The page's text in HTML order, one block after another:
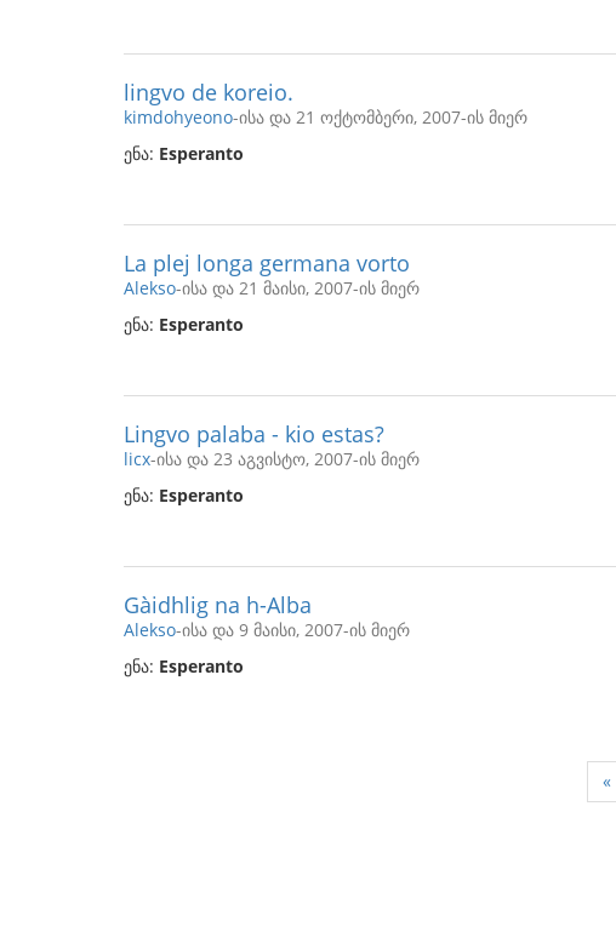
lingvo de koreio.
kimdohyeono-ისა და 21 ოქტომბერი, 2007-ის მიერ
ენა: Esperanto
La plej longa germana vorto
Alekso-ისა და 21 მაისი, 2007-ის მიერ
ენა: Esperanto
Lingvo palaba - kio estas?
licx-ისა და 23 აგვისტო, 2007-ის მიერ
ენა: Esperanto
Gàidhlig na h-Alba
Alekso-ისა და 9 მაისი, 2007-ის მიერ
ენა: Esperanto
«